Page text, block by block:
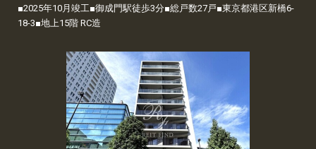
■2025年10月竣工■御成門駅徒歩3分■総戸数27戸■東京都港区新橋6-
18-3■地上15階 RC造